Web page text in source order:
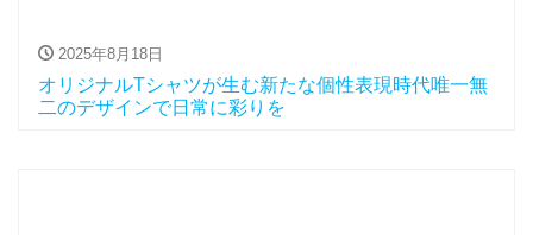
2025年8月18日
オリジナルTシャツが生む新たな個性表現時代唯一無
二のデザインで日常に彩りを